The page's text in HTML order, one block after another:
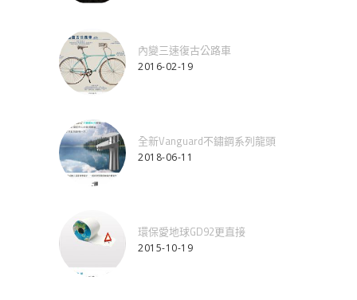
內變三速復古公路車
2016-02-19
全新Vanguard不鏽鋼系列龍頭
2018-06-11
環保愛地球GD92更直接
2015-10-19